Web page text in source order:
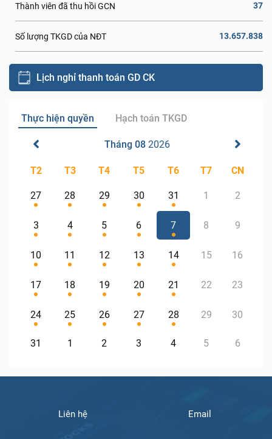
Thành viên đã thu hồi GCN 37
Số lượng TKGD của NĐT 13.657.838
Lịch nghỉ thanh toán GD CK
Thực hiện quyền Hạch toán TKGD
Tháng 08 2026
T2 T3 T4 T5 T6 T7 CN
27 28 29 30 31 1 2
3 4 5 6 7 8 9
10 11 12 13 14 15 16
17 18 19 20 21 22 23
24 25 26 27 28 29 30
31 1 2 3 4 5 6
Liên hệ Email